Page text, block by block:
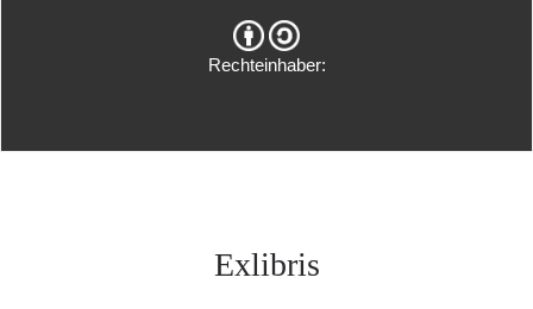
Rechteinhaber:
Exlibris